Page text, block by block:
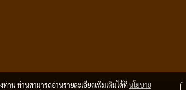
าน ท่านสามารถอ่านรายละเอียดเพิ่มเติมได้ที่นโยบาย